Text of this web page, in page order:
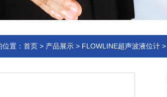
置： 首页 > 产品展示 > FLOWLINE超声波液位计 >